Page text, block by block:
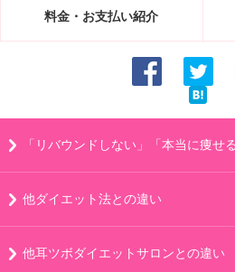
料金・お支払い紹介
「リバウンドしない」「本当に痩せ
他ダイエット法との違い
他耳ツボダイエットサロンとの違い